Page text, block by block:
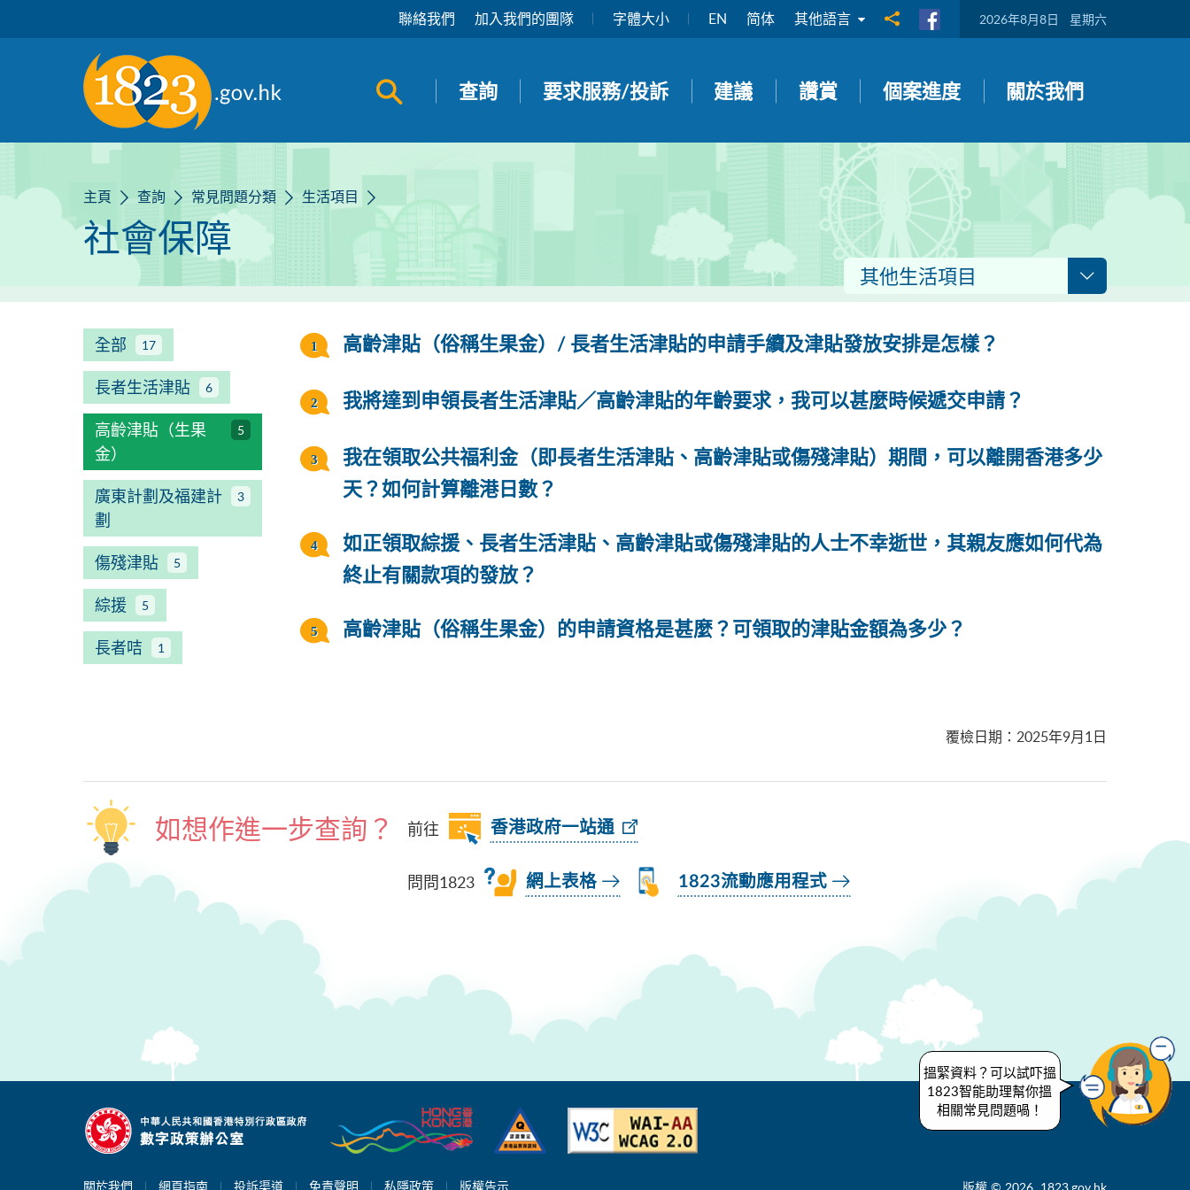
聯絡我們 加入我們的團隊 字體大小 EN 简体 其他語言 分享到 2026年8月8日 星期六
開啟搜尋面板
查詢 要求服務/投訴 建議 讚賞 個案進度 關於我們
主頁 查詢 常見問題分類 生活項目
社會保障
其他生活項目
全部 17
長者生活津貼 6
高齡津貼（生果
金）
5
廣東計劃及福建計
劃
3
傷殘津貼 5
綜援 5
長者咭 1
高齡津貼（俗稱生果金）/ 長者生活津貼的申請手續及津貼發放安排是怎樣？
我將達到申領長者生活津貼／高齡津貼的年齡要求，我可以甚麼時候遞交申請？
我在領取公共福利金（即長者生活津貼、高齡津貼或傷殘津貼）期間，可以離開香港多少
天？如何計算離港日數？
如正領取綜援、長者生活津貼、高齡津貼或傷殘津貼的人士不幸逝世，其親友應如何代為
終止有關款項的發放？
高齡津貼（俗稱生果金）的申請資格是甚麼？可領取的津貼金額為多少？
覆檢日期 ： 2025年9月1日
如想作進一步查詢？ 前往 香港政府一站通
問問1823 網上表格 1823流動應用程式
關於我們 網頁指南 投訴渠道 免責聲明 私隱政策 版權告示
搵緊資料？可以試吓搵
1823智能助理幫你搵
相關常見問題喎！